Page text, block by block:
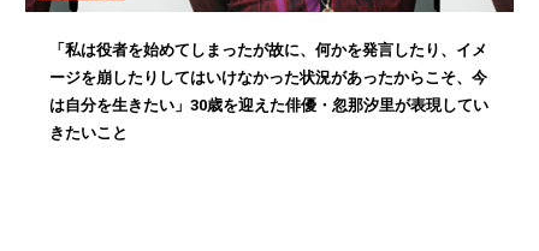
「私は役者を始めてしまったが故に、何かを発言したり、イメ
ージを崩したりしてはいけなかった状況があったからこそ、今
は自分を生きたい」30歳を迎えた俳優・忽那汐里が表現してい
きたいこと